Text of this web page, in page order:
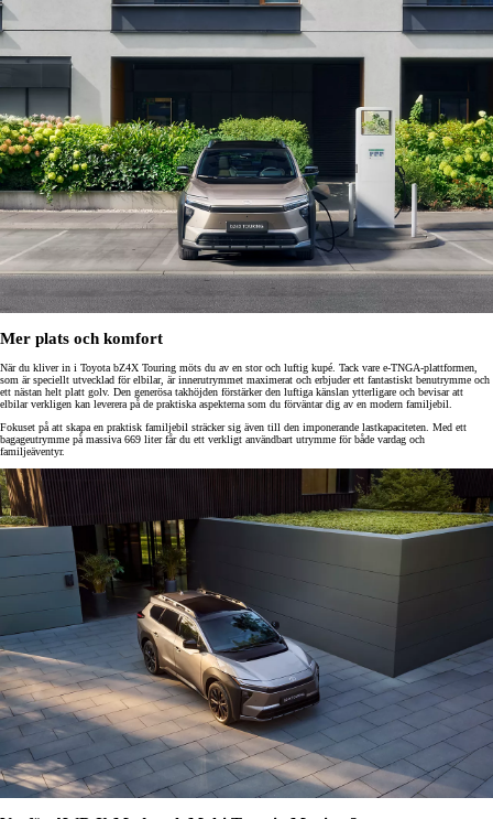
Mer plats och komfort
När du kliver in i Toyota bZ4X Touring möts du av en stor och luftig kupé. Tack vare e-TNGA-plattformen,
som är speciellt utvecklad för elbilar, är innerutrymmet maximerat och erbjuder ett fantastiskt benutrymme och
ett nästan helt platt golv. Den generösa takhöjden förstärker den luftiga känslan ytterligare och bevisar att
elbilar verkligen kan leverera på de praktiska aspekterna som du förväntar dig av en modern familjebil.
Fokuset på att skapa en praktisk familjebil sträcker sig även till den imponerande lastkapaciteten. Med ett
bagageutrymme på massiva 669 liter får du ett verkligt användbart utrymme för både vardag och
familjeäventyr.